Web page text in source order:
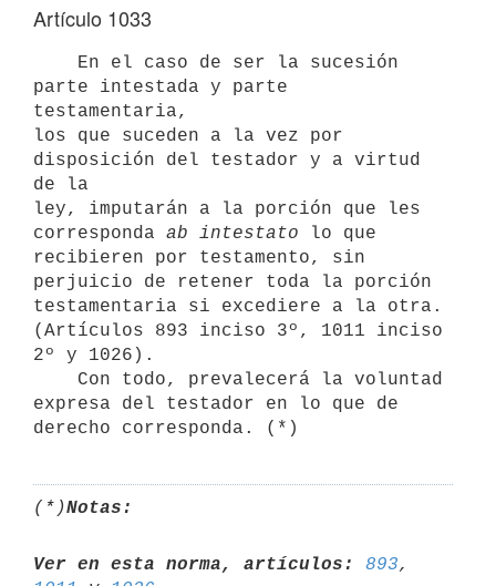
Artículo 1033
parte intestada y parte
testamentaria,
los que suceden a la vez por
disposición del testador y a virtud
de la
ley, imputarán a la porción que les
corresponda ab intestato lo que
recibieren por testamento, sin
perjuicio de retener toda la porción
testamentaria si excediere a la otra.
(Artículos 893 inciso 3º, 1011 inciso
2º y 1026).
expresa del testador en lo que de
(*)Notas:
Ver en esta norma, artículos: 893